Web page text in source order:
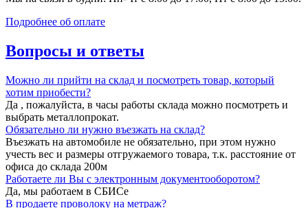
Подробнее об оплате
Вопросы и ответы
Можно ли прийти на склад и посмотреть товар, который
хотим приобести?
Да , пожалуйста, в часы работы склада можно посмотреть и
выбрать металлопрокат.
Обязательно ли нужно въезжать на склад?
Въезжать на автомобиле не обязательно, при этом нужно
учесть вес и размеры отгружаемого товара, т.к. расстояние от
офиса до склада 200м
Работаете ли Вы с электронным документооборотом?
Да, мы работаем в СБИСе
В продаете проволоку на метраж?